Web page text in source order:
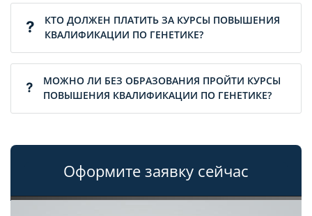
КТО ДОЛЖЕН ПЛАТИТЬ ЗА КУРСЫ ПОВЫШЕНИЯ
КВАЛИФИКАЦИИ ПО ГЕНЕТИКЕ?
МОЖНО ЛИ БЕЗ ОБРАЗОВАНИЯ ПРОЙТИ КУРСЫ
ПОВЫШЕНИЯ КВАЛИФИКАЦИИ ПО ГЕНЕТИКЕ?
Оформите заявку сейчас